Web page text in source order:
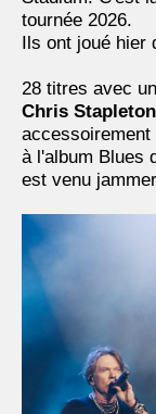
tournée 2026.
Ils ont joué
28 titres avec
Chris Stapleton
à l'album Blues
est venu